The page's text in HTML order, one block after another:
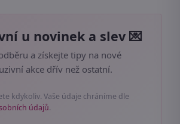
u novinek a slev 💌
a získejte tipy na nové
akce dřív než ostatní.
kdykoliv. Vaše údaje chráníme dle
údajů.